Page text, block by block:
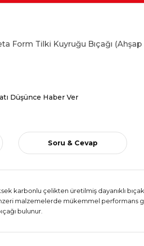
Form Tilki Kuyruğu Bıçağı (Ahşap
Düşünce Haber Ver
Soru & Cevap
karbonlu çelikten üretilmiş dayanıklı
malzemelerde mükemmel
bulunur.